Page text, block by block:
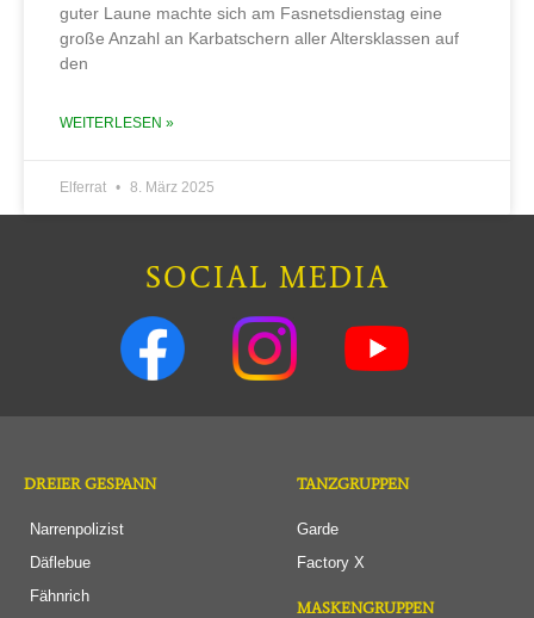
guter Laune machte sich am Fasnetsdienstag eine
große Anzahl an Karbatschern aller Altersklassen auf
den
WEITERLESEN »
Elferrat 8. März 2025
SOCIAL MEDIA
DREIER GESPANN
Narrenpolizist
Däflebue
Fähnrich
TANZGRUPPEN
Garde
Factory X
MASKENGRUPPEN